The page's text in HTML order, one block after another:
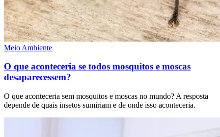
Meio Ambiente
O que aconteceria se todos mosquitos e moscas
desaparecessem?
O que aconteceria sem mosquitos e moscas no mundo? A resposta
depende de quais insetos sumiriam e de onde isso aconteceria.